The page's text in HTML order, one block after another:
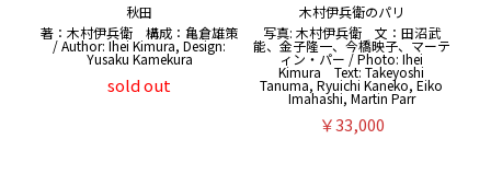
秋田
著：木村伊兵衛 構成：亀倉雄策
/ Author: Ihei Kimura, Design:
Yusaku Kamekura
sold out
木村伊兵衛のパリ
写真: 木村伊兵衛 文：田沼武
能、金子隆一、今橋映子、マーテ
ィン・パー / Photo: Ihei
Kimura Text: Takeyoshi
Tanuma, Ryuichi Kaneko, Eiko
Imahashi, Martin Parr
￥33,000